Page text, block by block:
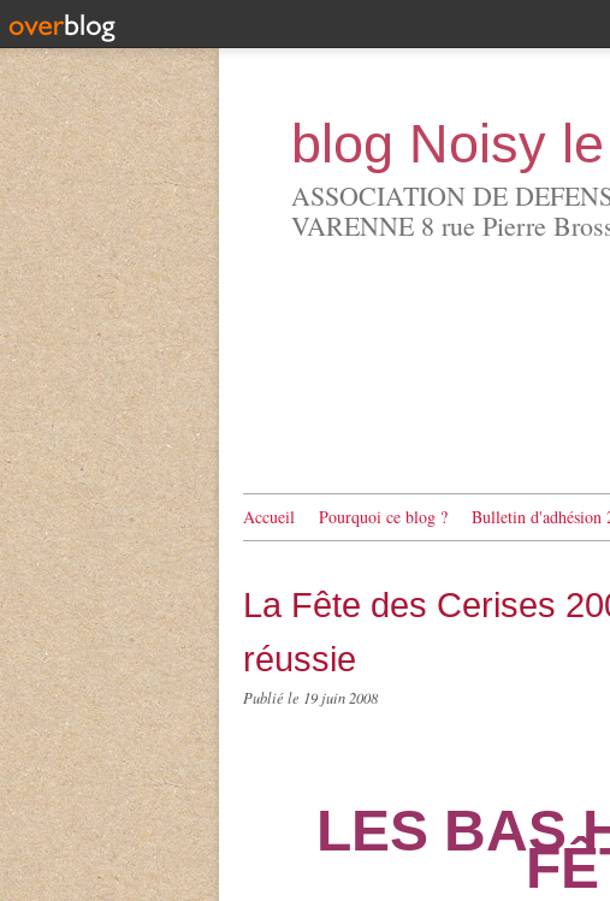
blog Noisy
ASSOCIATION DE
VARENNE 8 rue Pierre
Accueil Pourquoi ce blog ? Bulletin d'adhésion
La Fête des Cerises
réussie
Publié le 19 juin 2008
LES BAS